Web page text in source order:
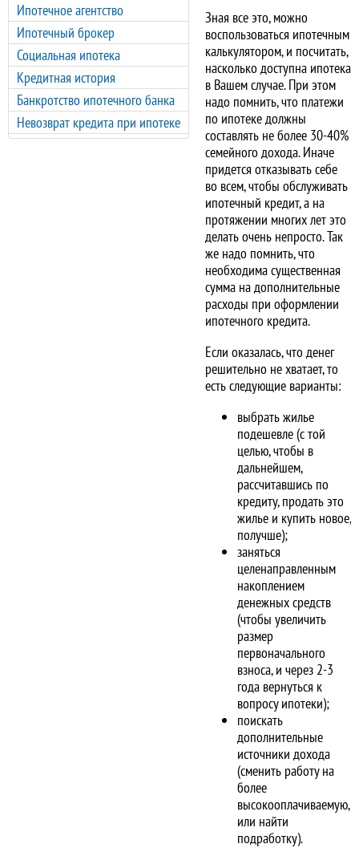
Ипотечное агентство
Ипотечный брокер
Социальная ипотека
Кредитная история
Банкротство ипотечного банка
Невозврат кредита при ипотеке
Зная все это, можно
воспользоваться ипотечным
калькулятором, и посчитать,
насколько доступна ипотека
в Вашем случае. При этом
надо помнить, что платежи
по ипотеке должны
составлять не более 30-40%
семейного дохода. Иначе
придется отказывать себе
во всем, чтобы обслуживать
ипотечный кредит, а на
протяжении многих лет это
делать очень непросто. Так
же надо помнить, что
необходима существенная
сумма на дополнительные
расходы при оформлении
ипотечного кредита.
Если оказалась, что денег
решительно не хватает, то
есть следующие варианты:
выбрать жилье
подешевле (с той
целью, чтобы в
дальнейшем,
рассчитавшись по
кредиту, продать это
жилье и купить новое,
получше);
заняться
целенаправленным
накоплением
денежных средств
(чтобы увеличить
размер
первоначального
взноса, и через 2-3
года вернуться к
вопросу ипотеки);
поискать
дополнительные
источники дохода
(сменить работу на
более
высокооплачиваемую,
или найти
подработку).